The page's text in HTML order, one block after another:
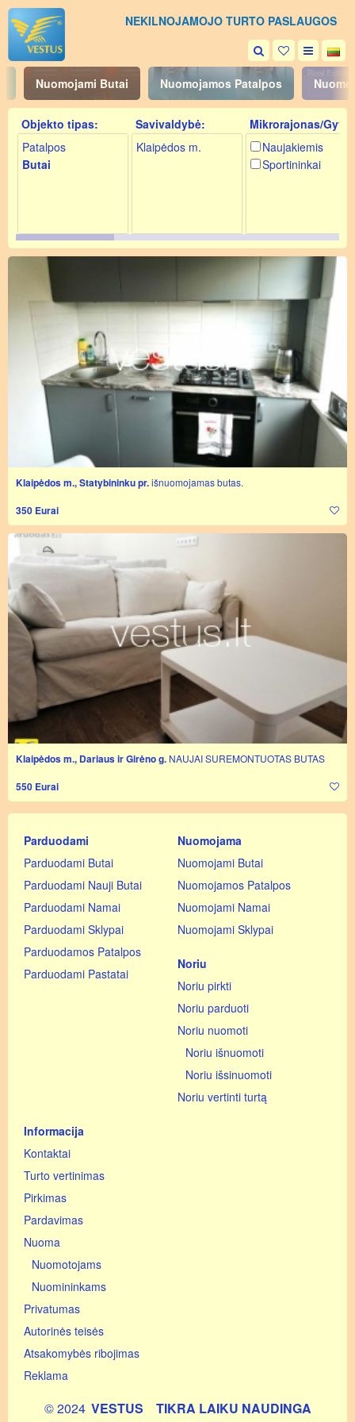
NEKILNOJAMOJO TURTO PASLAUGOS
Nuomojami Butai Nuomojamos Patalpos
Objekto tipas:
Patalpos
Butai
Savivaldybė:
Klaipėdos m.
Mikrorajonas/Gyv.:
Naujakiemis
Sportininkai
Klaipėdos m., Statybininku pr.išnuomojamas butas.
350 Eurai
Klaipėdos m., Dariaus ir Girėno g. NAUJAI SUREMONTUOTAS BUTAS
550 Eurai
Parduodami
Parduodami Butai
Parduodami Nauji Butai
Parduodami Namai
Parduodami Sklypai
Parduodamos Patalpos
Parduodami Pastatai
Nuomojama
Nuomojami Butai
Nuomojamos Patalpos
Nuomojami Namai
Nuomojami Sklypai
Noriu
Noriu pirkti
Noriu parduoti
Noriu nuomoti
Noriu išnuomoti
Noriu išsinuomoti
Noriu vertinti turtą
Informacija
Kontaktai
Turto vertinimas
Pirkimas
Pardavimas
Nuoma
Nuomotojams
Nuomininkams
Privatumas
Autorinės teisės
Atsakomybės ribojimas
Reklama
© 2024 VESTUS TIKRA LAIKU NAUDINGA